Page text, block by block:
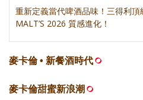
重新定義當代啤酒品味！三得利
MALT’S 2026 質感進化！
麥卡倫 • 新餐酒時代
麥卡倫甜蜜新浪潮